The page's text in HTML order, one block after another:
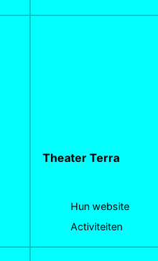
Theater Terra
Hun website
Activiteiten